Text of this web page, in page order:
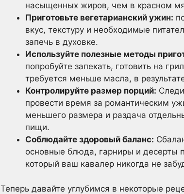
насыщенных жиров, чем в красном
Приготовьте вегетарианский ужин:
вкус, текстуру и необходимые
запечь в духовке.
Используйте полезные методы
попробуйте запекать, готовить на
требуется меньше масла, в
Контролируйте размер порций:
провести время за романтическим
меньшего размера и раздача
пищи.
Соблюдайте здоровый баланс:
основные блюда, гарниры и десерты
который ваш кавалер никогда не
Теперь давайте углубимся в некоторые